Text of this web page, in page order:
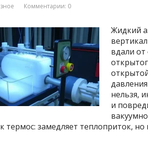
Комментарии: 0
Жидкий
вдали
нельзя,
и
термос: замедляет теплоприток,